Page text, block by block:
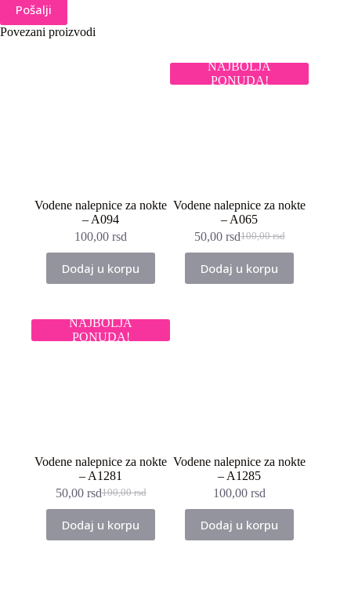
Pošalji
Povezani proizvodi
Vodene nalepnice za nokte
– A094
100,00rsd
Dodaj u korpu
NAJBOLJA
PONUDA!
Vodene nalepnice za nokte
– A065
100,00rsd
Originalna
cena
je
bila:
50,00 rsdTrenutna
cena
je:
50,00 rsd.
Dodaj u korpu
NAJBOLJA
PONUDA!
Vodene nalepnice za nokte
– A1281
100,00rsd
Originalna
cena
je
bila:
50,00 rsdTrenutna
cena
je:
50,00 rsd.
Dodaj u korpu
Vodene nalepnice za nokte
– A1285
100,00rsd
Dodaj u korpu